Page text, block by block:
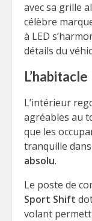
avec sa grille
célèbre
à LED
détails du
L’habitacle
L’intérieur
agréables au
que les
tranquille
absolu.
Le poste de
Sport Shift
volant